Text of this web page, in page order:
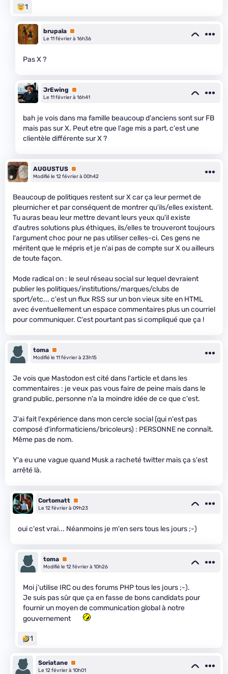
1
brupala Premium
Le 11 février à 16h36
Pas X ?
JrEwing
Premium
Le 11 février à 16h41
bah je vois dans ma famille beaucoup d'anciens sont sur FB
mais pas sur X. Peut etre que l'age mis a part, c'est une
clientèle différente sur X ?
AUGUSTUS Premium
Modifié le 12 février à 00h42
Beaucoup de politiques restent sur X car ça leur permet de
pleurnicher et par conséquent de montrer qu'ils/elles existent.
Tu auras beau leur mettre devant leurs yeux qu'il existe
d'autres solutions plus éthiques, ils/elles te trouveront toujours
l'argument choc pour ne pas utiliser celles-ci. Ces gens ne
méritent que le mépris et je n'ai pas de compte sur X ou ailleurs
de toute façon.
Mode radical on : le seul réseau social sur lequel devraient
publier les politiques/institutions/marques/clubs de
sport/etc... c'est un flux RSS sur un bon vieux site en HTML
avec éventuellement un espace commentaires plus un courriel
pour communiquer. C'est pourtant pas si compliqué que ça !
toma Premium
Modifié le 11 février à 23h15
Je vois que Mastodon est cité dans l'article et dans les
commentaires : je veux pas vous faire de peine mais dans le
grand public, personne n'a la moindre idée de ce que c'est.
J'ai fait l'expérience dans mon cercle social (qui n'est pas
composé d'informaticiens/bricoleurs) : PERSONNE ne connaît.
Même pas de nom.
Y'a eu une vague quand Musk a racheté twitter mais ça s'est
arrêté là.
Cortomatt Premium
Le 12 février à 09h23
oui c'est vrai... Néanmoins je m'en sers tous les jours ;-)
toma Premium
Modifié le 12 février à 10h26
Moi j'utilise IRC ou des forums PHP tous les jours ;-).
Je suis pas sûr que ça en fasse de bons candidats pour
fournir un moyen de communication global à notre
gouvernement
1
Soriatane Premium
Le 12 février à 10h01